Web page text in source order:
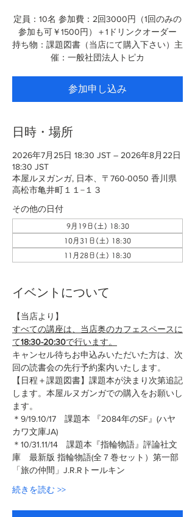
定員：10名 参加費：2回3000円（1回のみの
参加も可￥1500円）＋1ドリンクオーダー
持ち物：課題図書（当店にて購入下さい）主
催：一般社団法人トピカ
参加申し込み
日時・場所
2026年7月25日 18:30 JST – 2026年8月22日
18:30 JST
本屋ルヌガンガ, 日本、〒760-0050 香川県
高松市亀井町１１−１３
その他の日付
9月19日(土) 18:30
10月31日(土) 18:30
11月28日(土) 18:30
イベントについて
【当店より】
すべての講座は、当店奥のカフェスペースに
て18:30-20:30で行います。
キャンセル待ちお申込みいただいた方は、次
回の読書会の先行予約案内いたします。
【日程＋課題図書】課題本が決まり次第追記
します。本屋ルヌガンガでの購入をお願いし
ます。
＊9/19.10/17　課題本 『2084年のSF』(ハヤ
カワ文庫JA)
＊10/31.11/14　課題本『指輪物語』評論社文
庫　最新版 指輪物語(全７巻セット）第一部
「旅の仲間」J.R.Rトールキン
続きを読む >>